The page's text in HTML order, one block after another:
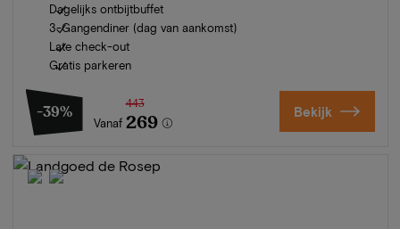
Dagelijks ontbijtbuffet
3-Gangendiner (dag van aankomst)
Late check-out
Gratis parkeren
-39%
Vanaf
443
269 Bekijk